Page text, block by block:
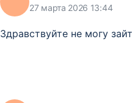
27 марта 2026 13:44
Здравствуйте не могу